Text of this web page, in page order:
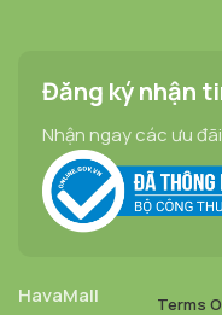
Đăng ký nhận
Nhận ngay các ưu
HavaMall
Terms